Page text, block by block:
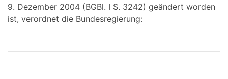
9. Dezember 2004 (BGBl. I S. 3242) geändert worden
ist, verordnet die Bundesregierung: